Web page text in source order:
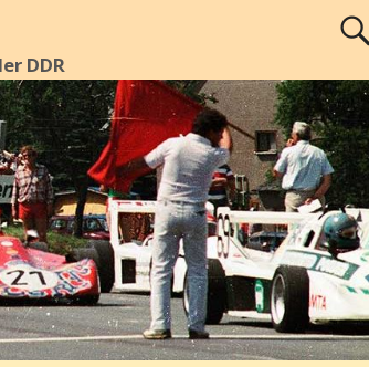
DDR